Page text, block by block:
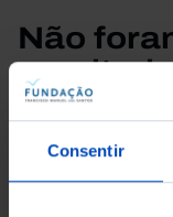
Consentir
Não
pesquisa.